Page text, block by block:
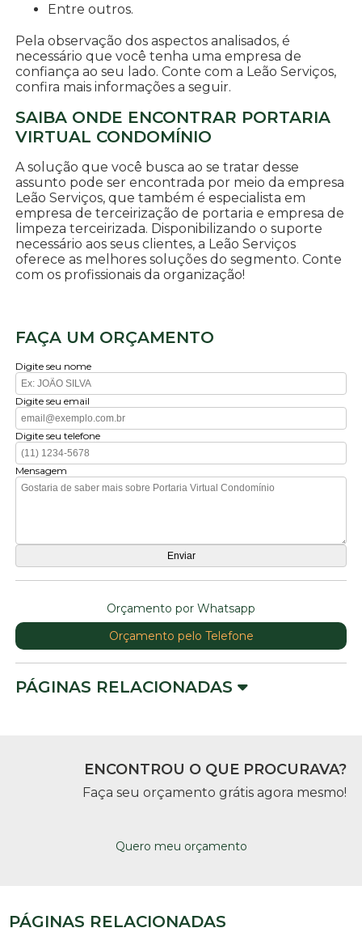
entre outros.
Pela observação dos aspectos analisados, é
necessário que você tenha uma empresa de
confiança ao seu lado. Conte com a Leão Serviços,
confira mais informações a seguir.
SAIBA ONDE ENCONTRAR PORTARIA
VIRTUAL CONDOMÍNIO
A solução que você busca ao se tratar desse
assunto pode ser encontrada por meio da empresa
Leão Serviços, que também é especialista em
empresa de terceirização de portaria e empresa de
limpeza terceirizada. Disponibilizando o suporte
necessário aos seus clientes, a Leão Serviços
oferece as melhores soluções do segmento. Conte
com os profissionais da organização!
FAÇA UM ORÇAMENTO
Digite seu nome
Digite seu email
Digite seu telefone
Mensagem
Orçamento por Whatsapp
Orçamento pelo Telefone
PÁGINAS RELACIONADAS
ENCONTROU O QUE PROCURAVA?
Faça seu orçamento grátis agora mesmo!
Quero meu orçamento
PÁGINAS RELACIONADAS